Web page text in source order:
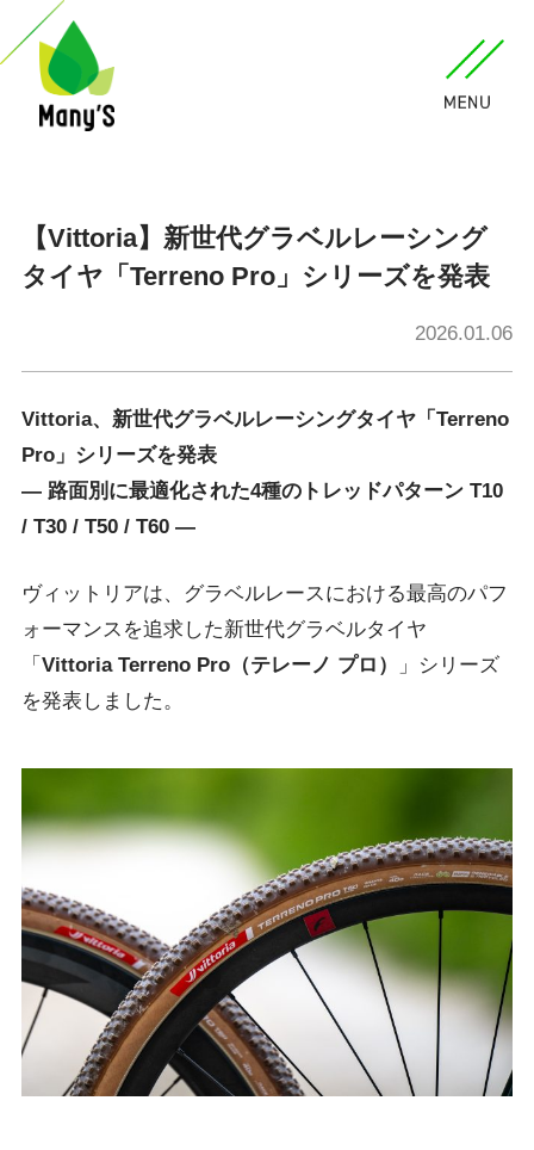
【Vittoria】新世代グラベルレーシング
タイヤ「Terreno Pro」シリーズを発表
2026.01.06
Vittoria、新世代グラベルレーシングタイヤ「 Terreno
Pro」シリーズを発表
— 路面別に最適化された4種のトレッドパターンT10
/ T30 / T50 / T60 —
ヴィットリアは、グラベルレースにおける最高のパフ
ォーマンスを追求した新世代グラベルタイヤ
「 Vittoria Terreno Pro（テレーノ プロ）
」シリーズ
を発表しました。